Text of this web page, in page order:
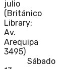
julio
(Británico
Library:
Av.
Arequipa
3495)
Sábado